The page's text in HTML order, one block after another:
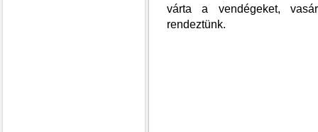
várta a vendégeket,
rendeztünk.